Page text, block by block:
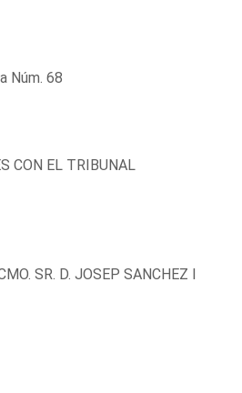
Núm. 68
CON EL TRIBUNAL
SR. D. JOSEP SANCHEZ I